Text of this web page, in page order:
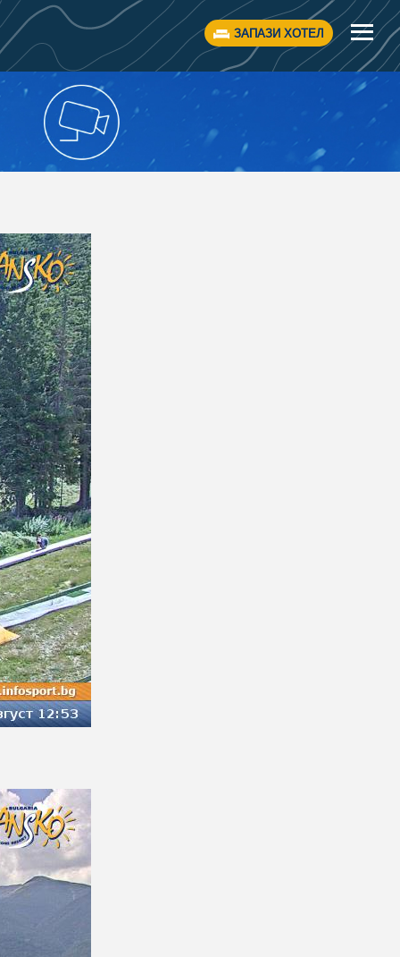
ЗАПАЗИ ХОТЕЛ